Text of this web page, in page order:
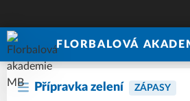
FLORBALOVÁ
Přípravka zelení ZÁPASY